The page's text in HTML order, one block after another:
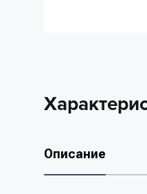
Описание